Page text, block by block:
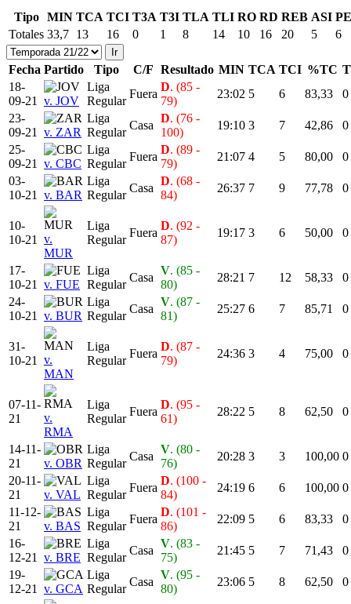
Tipo MIN TCA TCI T3A T3I TLA TLI RO RD REB ASI
Totales 33,7 13 16 0 1 8 14 10 16 20 5 6
Fecha Partido Tipo C/F Resultado MIN TCA TCI %TC
18-
09-21
v. JOV
Liga
Regular
Fuera
D. (85 -
79)
23:02 5 6 83,33
0
23-
09-21
v. ZAR
Liga
Regular
Casa
D. (76 -
100)
19:10 3 7 42,86
0
25-
09-21
v. CBC
Liga
Regular
Fuera
D. (89 -
79)
21:07 4 5 80,00
0
03-
10-21
v. BAR
Liga
Regular
Casa
D. (68 -
84)
26:37 7 9 77,78 0
10-
10-21
v.
MUR
Liga
Regular
Fuera
D. (92 -
87)
19:17 3 6 50,00 0
17-
10-21
v. FUE
Liga
Regular
Casa
V. (85 -
80)
28:21 7 12 58,33
0
24-
10-21
v. BUR
Liga
Regular
Casa
V. (87 -
81)
25:27 6 7 85,71 0
31-
10-21
v.
MAN
Liga
Regular
Fuera
D. (87 -
79)
24:36 3 4 75,00 0
07-11-
21
v.
RMA
Liga
Regular
Fuera
D. (95 -
61)
28:22 5 8 62,50 0
14-11-
21
v. OBR
Liga
Regular
Casa
V. (80 -
76)
20:28 3 3 100,00 0
20-11-
21
v. VAL
Liga
Regular
Fuera
D. (100 -
84)
24:19 6 6 100,00 0
11-12-
21
v. BAS
Liga
Regular
Fuera
D. (101 -
86)
22:09 5 6 83,33
0
16-
12-21
v. BRE
Liga
Regular
Casa
V. (83 -
75)
21:45 5 7 71,43
0
19-
12-21
v. GCA
Liga
Regular
Casa
V. (95 -
80)
23:06 5 8 62,50 0